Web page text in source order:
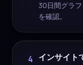
30日間グラ
を確認。
4 インサイト